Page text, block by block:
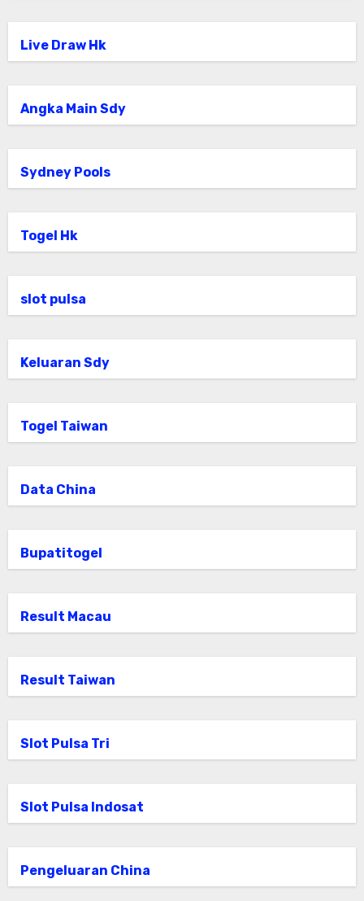
Live Draw Hk
Angka Main Sdy
Sydney Pools
Togel Hk
slot pulsa
Keluaran Sdy
Togel Taiwan
Data China
Bupatitogel
Result Macau
Result Taiwan
Slot Pulsa Tri
Slot Pulsa Indosat
Pengeluaran China